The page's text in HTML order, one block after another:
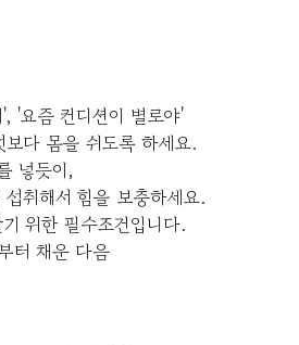
'요즘 컨디션이 별로야'
다 몸을 쉬도록 하세요.
넣듯이,
취해서 힘을 보충하세요.
위한 필수조건입니다.
터 채운 다음